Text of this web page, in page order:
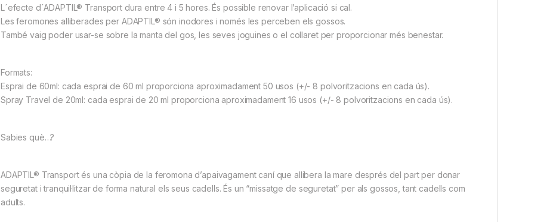
L´efecte d´ADAPTIL® Transport dura entre 4 i 5 hores. És possible renovar l’aplicació si cal.
Les feromones alliberades per ADAPTIL® són inodores i només les perceben els gossos.
També vaig poder usar-se sobre la manta del gos, les seves joguines o el collaret per proporcionar més benestar.
Formats:
Esprai de 60ml: cada esprai de 60 ml proporciona aproximadament 50 usos (+/- 8 polvoritzacions en cada ús).
Spray Travel de 20ml: cada esprai de 20 ml proporciona aproximadament 16 usos (+/- 8 polvoritzacions en cada ús).
Sabies què…?
ADAPTIL® Transport és una còpia de la feromona d’apaivagament caní que allibera la mare després del part per donar
seguretat i tranquil·litzar de forma natural els seus cadells. És un “missatge de seguretat” per als gossos, tant cadells com
adults.